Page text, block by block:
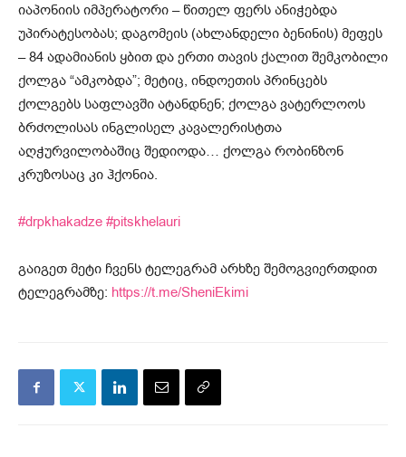
იაპონიის იმპერატორი – წითელ ფერს ანიჭებდა
უპირატესობას; დაგომეის (ახლანდელი ბენინის) მეფეს
– 84 ადამიანის ყბით და ერთი თავის ქალით შემკობილი
ქოლგა “ამკობდა”; მეტიც, ინდოეთის პრინცებს
ქოლგებს საფლავში ატანდნენ; ქოლგა ვატერლოოს
ბრძოლისას ინგლისელ კავალერისტთა
აღჭურვილობაშიც შედიოდა… ქოლგა რობინზონ
კრუზოსაც კი ჰქონია.
#drpkhakadze #pitskhelauri
გაიგეთ მეტი ჩვენს ტელეგრამ არხზე შემოგვიერთდით
ტელეგრამზე: https://t.me/SheniEkimi